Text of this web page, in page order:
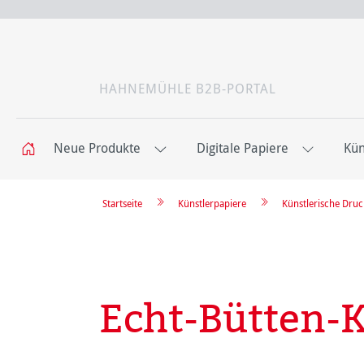
HAHNEMÜHLE B2B-PORTAL
Neue Produkte Digitale Papiere
Künstlerische
Künstlerpapiere
Startseite
Echt-Bütten-